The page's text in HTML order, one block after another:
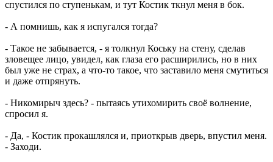
спустился по ступенькам, и тут Костик ткнул меня в бок.
- А помнишь, как я испугался тогда?
- Такое не забывается, - я толкнул Коську на стену, сделав
зловещее лицо, увидел, как глаза его расширились, но в них
был уже не страх, а что-то такое, что заставило меня смутиться
и даже отпрянуть.
- Никомирыч здесь? - пытаясь утихомирить своё волнение,
спросил я.
- Да, - Костик прокашлялся и, приоткрыв дверь, впустил меня.
- Заходи.